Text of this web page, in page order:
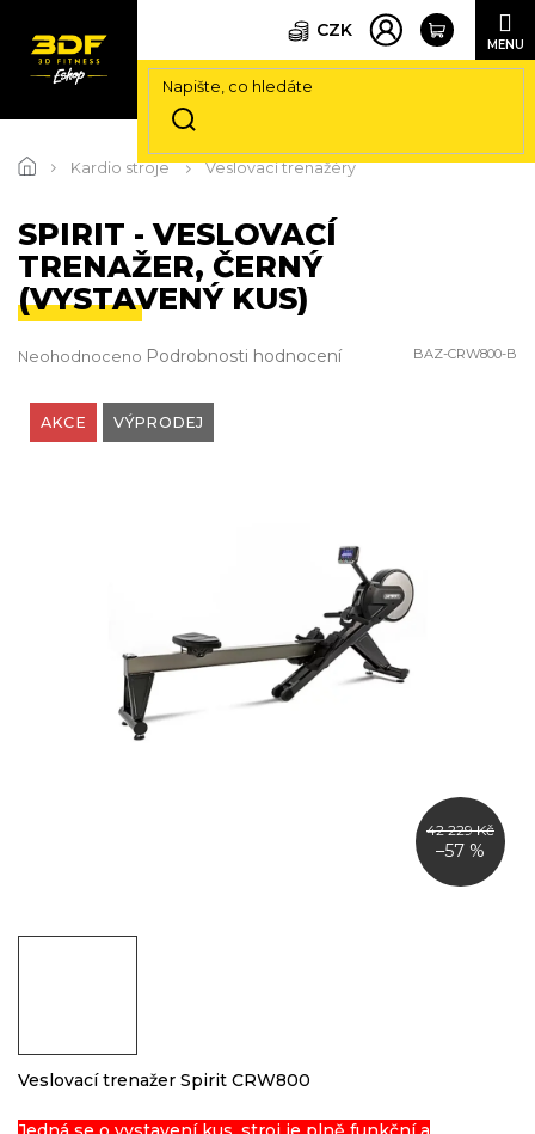
na
CZK
Kardio stroje Veslovací trenažéry
SPIRIT - VESLOVACÍ
TRENAŽER, ČERNÝ
(VYSTAVENÝ KUS)
BAZ-CRW800-B
Průměrné
produktu
0,0
Neohodnoceno Podrobnosti hodnocení
AKCE VÝPRODEJ
42 229 Kč
–57 %
Veslovací trenažer Spirit CRW800